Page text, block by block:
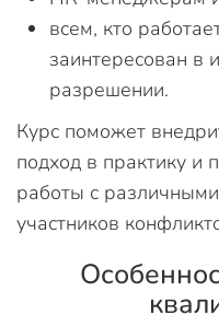
всем, кто
заинтересован в
разрешении.
Курс поможет
подход в практику и
работы с
участников